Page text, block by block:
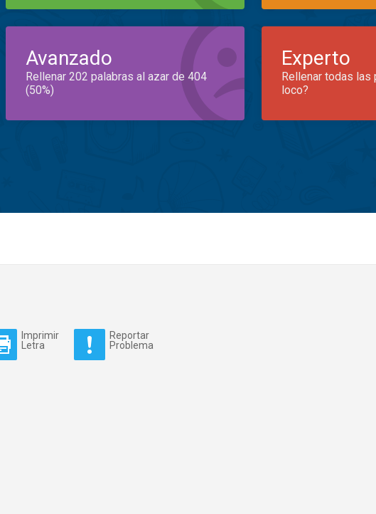
Avanzado
Rellenar 202 palabras al azar de 404
(50%)
Experto
Rellenar todas las
loco?
Imprimir
Letra
Reportar
Problema